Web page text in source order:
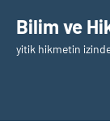
geçBilim ve
yitik hikmetin